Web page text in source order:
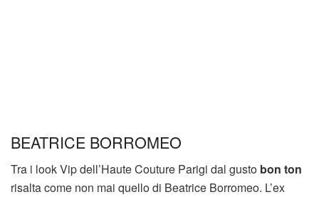
BEATRICE BORROMEO
Tra i look Vip dell’Haute Couture Parigi dal gusto bon ton
risalta come non mai quello di Beatrice Borromeo. L’ex